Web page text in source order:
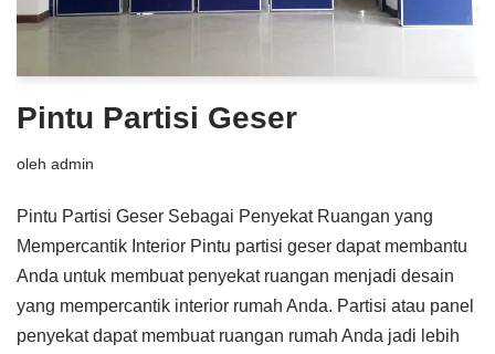
Pintu Partisi Geser
oleh admin
Pintu Partisi Geser Sebagai Penyekat Ruangan yang
Mempercantik Interior Pintu partisi geser dapat membantu
Anda untuk membuat penyekat ruangan menjadi desain
yang mempercantik interior rumah Anda. Partisi atau panel
penyekat dapat membuat ruangan rumah Anda jadi lebih